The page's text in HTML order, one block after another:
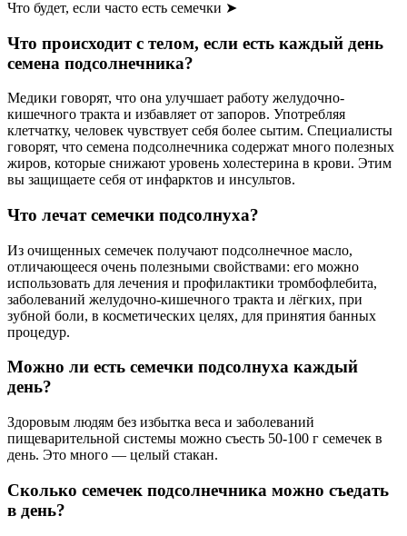
Что будет, если часто есть семечки ➤
Что происходит с телом, если есть каждый день
семена подсолнечника?
Медики говорят, что она улучшает работу желудочно-
кишечного тракта и избавляет от запоров. Употребляя
клетчатку, человек чувствует себя более сытим. Специалисты
говорят, что семена подсолнечника содержат много полезных
жиров, которые снижают уровень холестерина в крови. Этим
вы защищаете себя от инфарктов и инсультов.
Что лечат семечки подсолнуха?
Из очищенных семечек получают подсолнечное масло,
отличающееся очень полезными свойствами: его можно
использовать для лечения и профилактики тромбофлебита,
заболеваний желудочно-кишечного тракта и лёгких, при
зубной боли, в косметических целях, для принятия банных
процедур.
Можно ли есть семечки подсолнуха каждый
день?
Здоровым людям без избытка веса и заболеваний
пищеварительной системы можно съесть 50-100 г семечек в
день. Это много — целый стакан.
Сколько семечек подсолнечника можно съедать
в день?